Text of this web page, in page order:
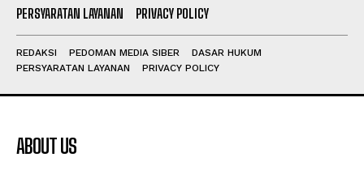
PERSYARATAN LAYANAN PRIVACY POLICY
REDAKSI PEDOMAN MEDIA SIBER
DASAR HUKUM
PERSYARATAN LAYANAN
PRIVACY POLICY
ABOUT US